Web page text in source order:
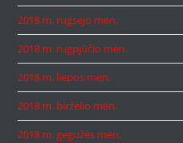
2018 m. rugsėjo mėn.
2018 m. rugpjūčio mėn.
2018 m. liepos mėn.
2018 m. birželio mėn.
2018 m. gegužės mėn.